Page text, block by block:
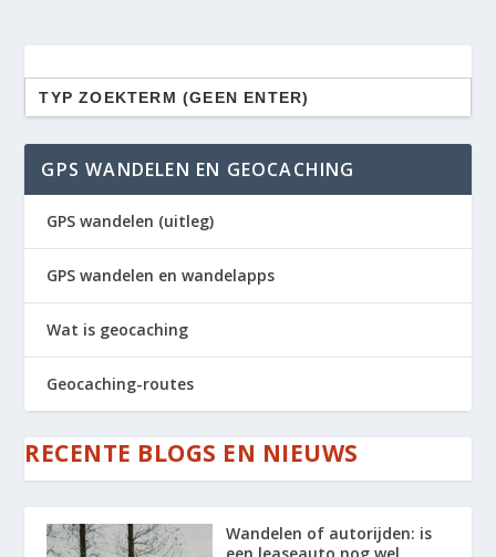
Zoek
naar:
GPS WANDELEN EN GEOCACHING
GPS wandelen (uitleg)
GPS wandelen en wandelapps
Wat is geocaching
Geocaching-routes
RECENTE BLOGS EN NIEUWS
Wandelen of autorijden: is
een leaseauto nog wel